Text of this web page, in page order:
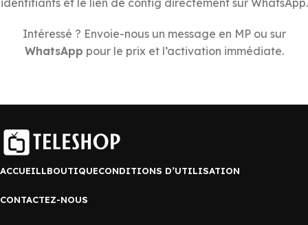
identifiants et le lien de config directement sur WhatsApp.
Intéressé ? Envoie-nous un message en MP ou sur
WhatsApp pour le prix et l’activation immédiate.
ACCUEILLBOUTIQUECONDITIONS D’UTILISATION
CONTACTEZ-NOUS